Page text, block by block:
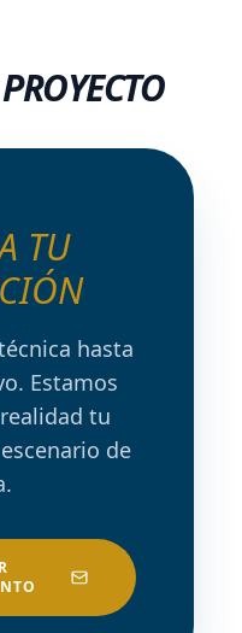
TU
hasta
Estamos
tu
de